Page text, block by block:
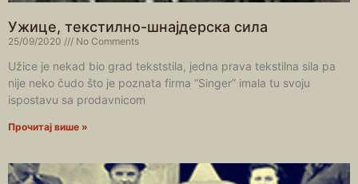
Ужице, текстилно-шнајдерска сила
25/09/2020 No Comments
Užice je nekad bio grad tekststila, jedna prava tekstilna sila pa
nije neko čudo što je poznata firma “Singer” imala tu svoju
ispostavu sa prodavnicom
Прочитај више »